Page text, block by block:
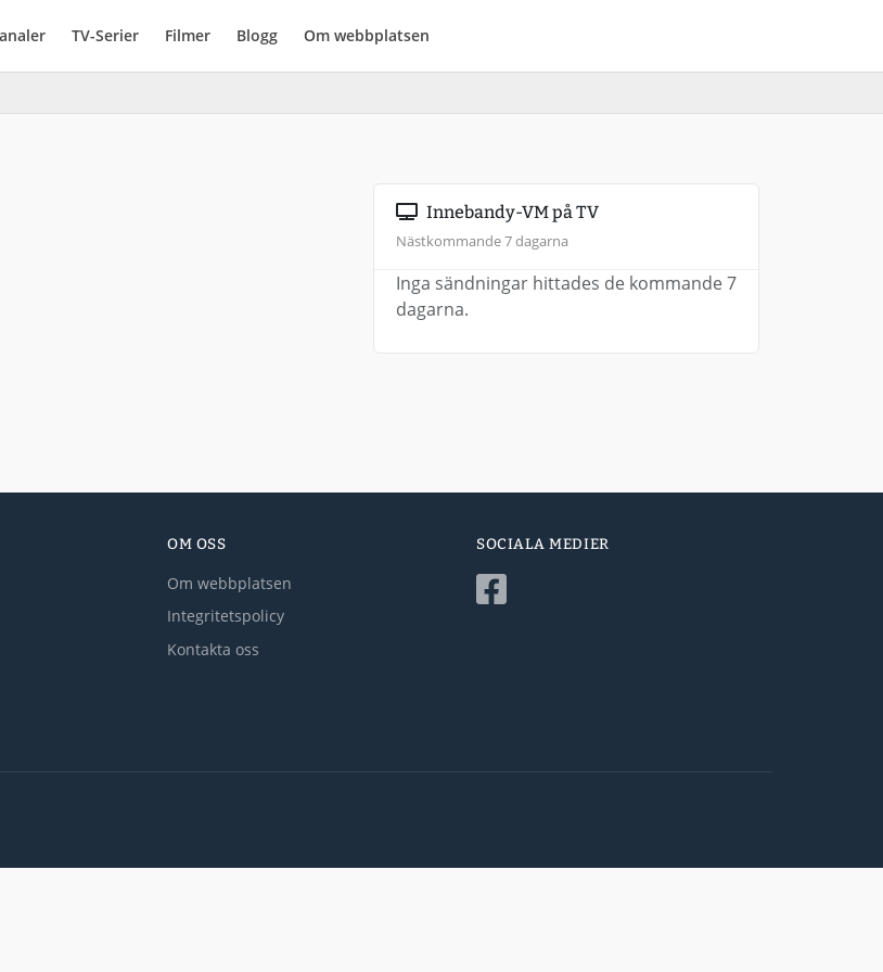
TV-Serier Filmer Blogg Om webbplatsen
Innebandy-VM på TV
Nästkommande 7 dagarna
Inga sändningar hittades de kommande 7
dagarna.
OM OSS
Om webbplatsen
Integritetspolicy
Kontakta oss
SOCIALA MEDIER